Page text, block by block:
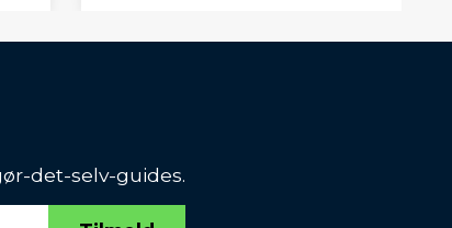
det-selv-guides.